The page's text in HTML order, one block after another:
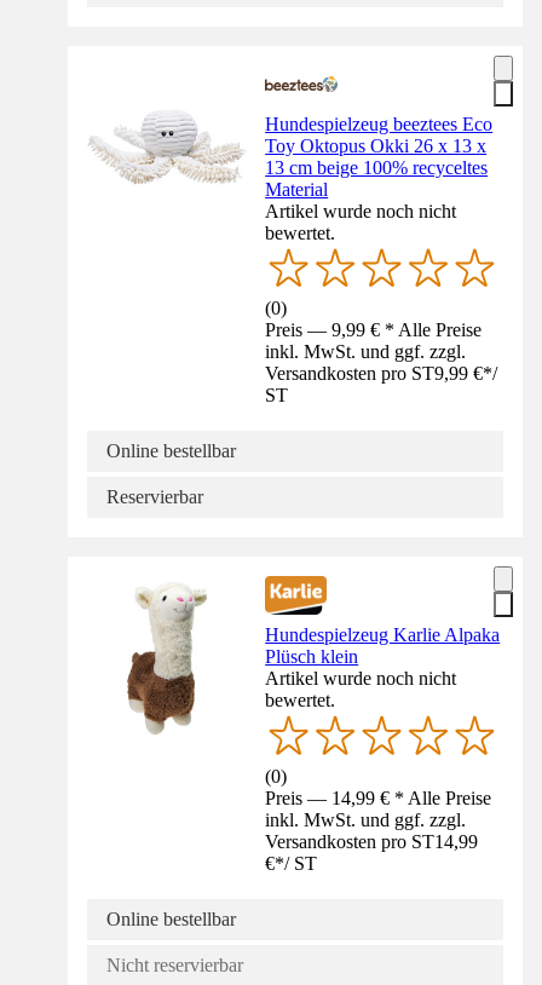
Hundespielzeug beeztees Eco
Toy Oktopus Okki 26 x 13 x
13 cm beige 100% recyceltes
Material
Artikel wurde noch nicht
bewertet.
(0)
Preis — 9,99 € * Alle Preise
inkl. MwSt. und ggf. zzgl.
Versandkosten pro ST9,99 €*/
ST
Online bestellbar
Reservierbar
Hundespielzeug Karlie Alpaka
Plüsch klein
Artikel wurde noch nicht
bewertet.
(0)
Preis — 14,99 € * Alle Preise
inkl. MwSt. und ggf. zzgl.
Versandkosten pro ST14,99
€*/ ST
Online bestellbar
Nicht reservierbar